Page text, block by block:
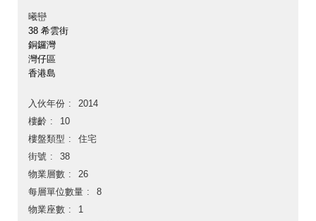
曦巒
38 希雲街
銅鑼灣
灣仔區
香港島
入伙年份
2014
樓齡
10
樓盤類型
住宅
街號
38
物業層數
26
每層單位數量
8
物業座數
1